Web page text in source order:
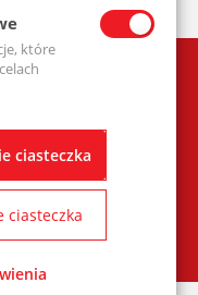
formularz
LINE wraz z RODO
które
ciasteczka
ciasteczka